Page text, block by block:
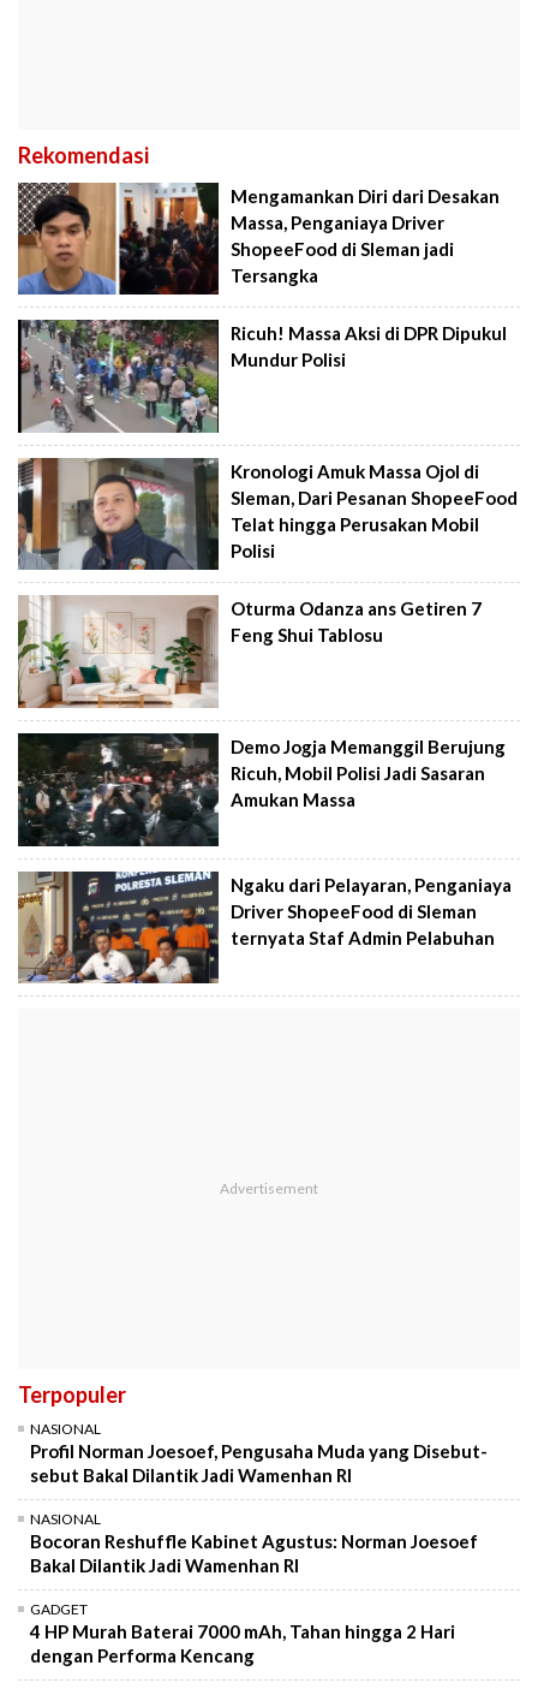
Rekomendasi
Mengamankan Diri dari Desakan
Massa, Penganiaya Driver
ShopeeFood di Sleman jadi
Tersangka
Ricuh! Massa Aksi di DPR Dipukul
Mundur Polisi
Kronologi Amuk Massa Ojol di
Sleman, Dari Pesanan ShopeeFood
Telat hingga Perusakan Mobil
Polisi
Oturma Odanza ans Getiren 7
Feng Shui Tablosu
Demo Jogja Memanggil Berujung
Ricuh, Mobil Polisi Jadi Sasaran
Amukan Massa
Ngaku dari Pelayaran, Penganiaya
Driver ShopeeFood di Sleman
ternyata Staf Admin Pelabuhan
Terpopuler
NASIONAL
Profil Norman Joesoef, Pengusaha Muda yang Disebut-
sebut Bakal Dilantik Jadi Wamenhan RI
NASIONAL
Bocoran Reshuffle Kabinet Agustus: Norman Joesoef
Bakal Dilantik Jadi Wamenhan RI
GADGET
4 HP Murah Baterai 7000 mAh, Tahan hingga 2 Hari
dengan Performa Kencang